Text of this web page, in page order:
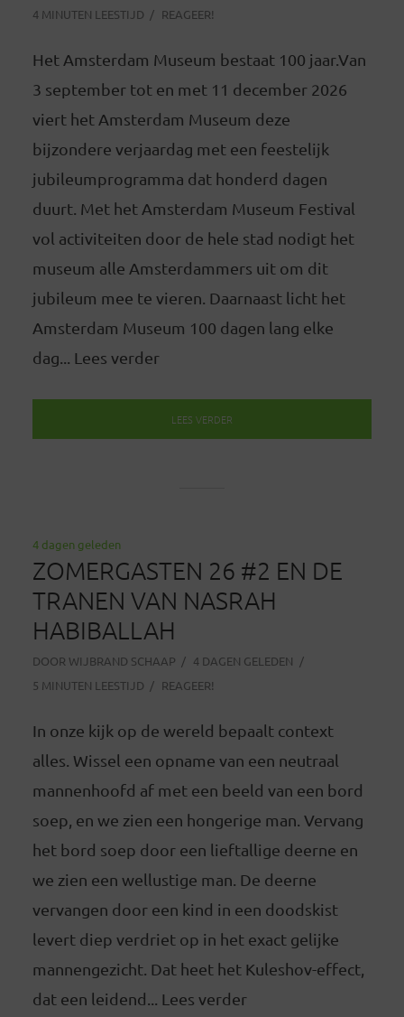
4 MINUTEN LEESTIJD
REAGEER!
Het Amsterdam Museum bestaat 100 jaar.Van
3 september tot en met 11 december 2026
viert het Amsterdam Museum deze
bijzondere verjaardag met een feestelijk
jubileumprogramma dat honderd dagen
duurt. Met het Amsterdam Museum Festival
vol activiteiten door de hele stad nodigt het
museum alle Amsterdammers uit om dit
jubileum mee te vieren. Daarnaast licht het
Amsterdam Museum 100 dagen lang elke
dag... Lees verder
LEES VERDER
4 dagen geleden
ZOMERGASTEN 26 #2 EN DE
TRANEN VAN NASRAH
HABIBALLAH
DOOR WIJBRAND SCHAAP
4 DAGEN GELEDEN
5 MINUTEN LEESTIJD
REAGEER!
In onze kijk op de wereld bepaalt context
alles. Wissel een opname van een neutraal
mannenhoofd af met een beeld van een bord
soep, en we zien een hongerige man. Vervang
het bord soep door een lieftallige deerne en
we zien een wellustige man. De deerne
vervangen door een kind in een doodskist
levert diep verdriet op in het exact gelijke
mannengezicht. Dat heet het Kuleshov-effect,
dat een leidend... Lees verder